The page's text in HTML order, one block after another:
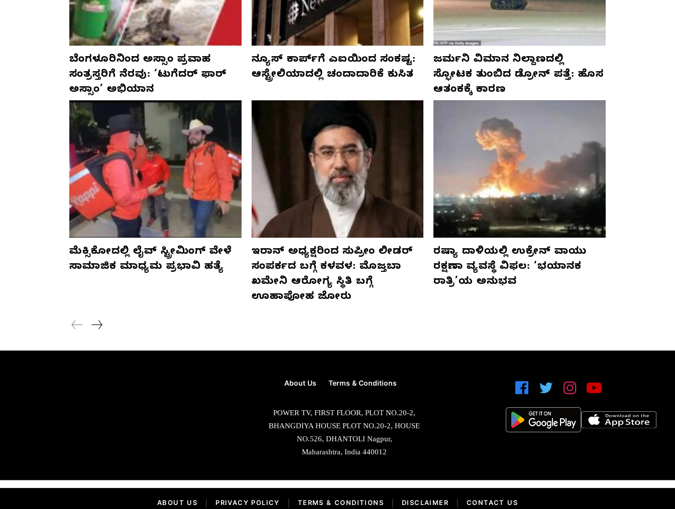
ಬೆಂಗಳೂರಿನಿಂದ ಅಸ್ಸಾಂ ಪ್ರವಾಹ
ಸಂತ್ರಸ್ತರಿಗೆ ನೆರವು: ‘ಟುಗೆದರ್ ಫಾರ್
ಅಸ್ಸಾಂ’ ಅಭಿಯಾನ
ನ್ಯೂಸ್ ಕಾರ್ಪ್‌ಗೆ ಎಐಯಿಂದ ಸಂಕಷ್ಟ:
ಆಸ್ಟ್ರೇಲಿಯಾದಲ್ಲಿ ಚಂದಾದಾರಿಕೆ ಕುಸಿತ
ಜರ್ಮನಿ ವಿಮಾನ ನಿಲ್ದಾಣದಲ್ಲಿ
ಸ್ಫೋಟಕ ತುಂಬಿದ ಡ್ರೋನ್ ಪತ್ತೆ: ಹೊಸ
ಆತಂಕಕ್ಕೆ ಕಾರಣ
ಮೆಕ್ಸಿಕೋದಲ್ಲಿ ಲೈವ್ ಸ್ಟ್ರೀಮಿಂಗ್ ವೇಳೆ
ಸಾಮಾಜಿಕ ಮಾಧ್ಯಮ ಪ್ರಭಾವಿ ಹತ್ಯೆ
ಇರಾನ್ ಅಧ್ಯಕ್ಷರಿಂದ ಸುಪ್ರೀಂ ಲೀಡರ್
ಸಂಪರ್ಕದ ಬಗ್ಗೆ ಕಳವಳ: ಮೊಜ್ತಬಾ
ಖಮೇನಿ ಆರೋಗ್ಯ ಸ್ಥಿತಿ ಬಗ್ಗೆ
ಊಹಾಪೋಹ ಜೋರು
ರಷ್ಯಾ ದಾಳಿಯಲ್ಲಿ ಉಕ್ರೇನ್ ವಾಯು
ರಕ್ಷಣಾ ವ್ಯವಸ್ಥೆ ವಿಫಲ: ‘ಭಯಾನಕ
ರಾತ್ರಿ’ಯ ಅನುಭವ
About Us Terms & Conditions
POWER TV, FIRST FLOOR, PLOT NO.20-2,
BHANGDIYA HOUSE PLOT NO.20-2, HOUSE
NO.526, DHANTOLI Nagpur,
Maharashtra, India 440012
ABOUT US PRIVACY POLICY TERMS & CONDITIONS DISCLAIMER CONTACT US